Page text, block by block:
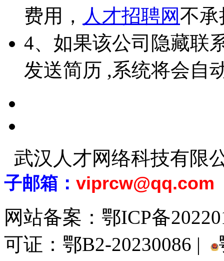
费用， 人才招聘网不承
4、如果该公司隐藏联
发送简历 ,系统将会自
武汉人才网络科技有限
子邮箱： viprcw@qq.com
网站备案： 鄂ICP备
可证：鄂B2-20230086 |